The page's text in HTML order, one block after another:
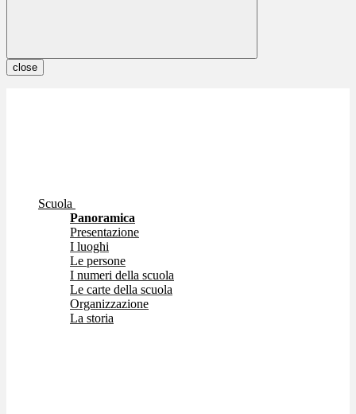
close
Scuola
Panoramica
Presentazione
I luoghi
Le persone
I numeri della scuola
Le carte della scuola
Organizzazione
La storia